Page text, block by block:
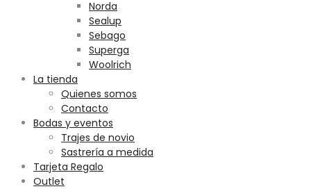
Norda
Sealup
Sebago
Superga
Woolrich
La tienda
Quienes somos
Contacto
Bodas y eventos
Trajes de novio
Sastrería a medida
Tarjeta Regalo
Outlet